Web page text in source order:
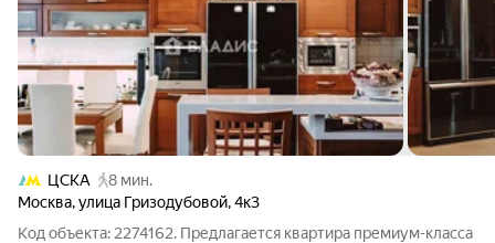
ЦСКА
8 мин.
Москва,улица Гризодубовой,4к3
Код объекта: 2274162. Предлагается квартира премиум-класса